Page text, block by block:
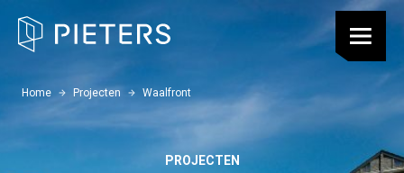
Pieters, terug naar de homepagina
Menu
U bevindt zich hier:
Home Projecten Waalfront
PROJECTEN